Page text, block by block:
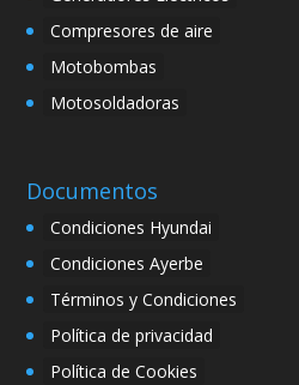
Compresores de aire
Motobombas
Motosoldadoras
Documentos
Condiciones Hyundai
Condiciones Ayerbe
Términos y Condiciones
Política de privacidad
Política de Cookies